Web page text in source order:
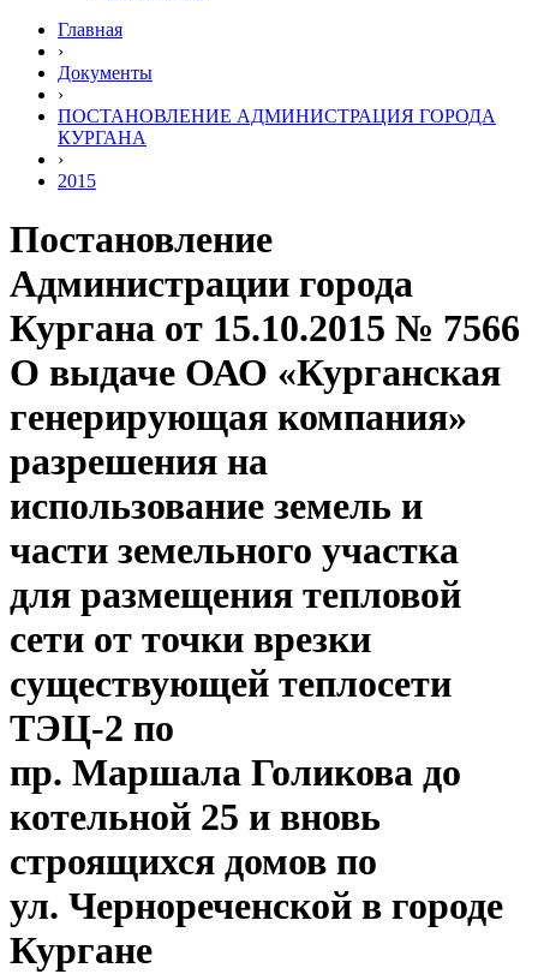
Главная
›
Документы
›
ПОСТАНОВЛЕНИЕ АДМИНИСТРАЦИЯ ГОРОДА
КУРГАНА
›
2015
Постановление
Администрации города
Кургана от 15.10.2015 № 7566
О выдаче ОАО «Курганская
генерирующая компания»
разрешения на
использование земель и
части земельного участка
для размещения тепловой
сети от точки врезки
существующей теплосети
ТЭЦ-2 по
пр. Маршала Голикова до
котельной 25 и вновь
строящихся домов по
ул. Чернореченской в городе
Кургане